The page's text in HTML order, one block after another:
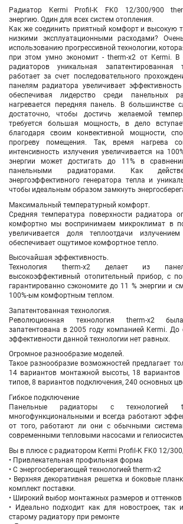
Радиатор Kermi Profil-K FK0 12/300/900
энергию. Один для всех систем отопления.
Как же соединить приятный комфорт и высокую
низкими эксплуатационными расходами?
использованию прогрессивной технологии,
при этом умно экономит - therm-x2 от Kermi. В
радиаторов уникальная запатентированная
работает за счет последовательного
панелям радиатора увеличивает
обеспечивая лидерство среди панельных
нагревается передняя панель. В большинстве
достаточно, чтобы достичь желаемой
требуется большая мощность, в дело
благодаря своим конвективной мощности,
прогреву помещения. Так, время нагрева
интенсивность излучения увеличивается на
энергии может достигать до 11% в
панельными радиаторами. Как
энергоэффективного генератора тепла и
чтобы идеальным образом замкнуть
Максимальный температурный комфорт.
Средняя температура поверхности радиатора
комфортно мы воспринимаем микроклимат в
увеличивается доля теплоотдачи
обеспечивает ощутимое комфортное тепло.
Высочайшая эффективность.
Технология therm-x2 делает из
высокоэффективный отопительный прибор, с
гарантированно сэкономите до 11 % энергии и
100%-ым комфортным теплом.
Запатентованная технология.
Революционная технология therm-x2
запатентована в 2005 году компанией Kermi. До
эффективности данной технологии нет равных.
Огромное разнообразие моделей.
Такое разнообразие возможностей предлагает
14 вариантов монтажной высоты, 18
типов, 8 вариантов подключения, 240 основных
Гибкое подключение
Панельные радиаторы с технологией
многофункциональными и всегда работают
от того, работают ли они с обычными
современными тепловыми насосами и
Вы в плюсе с радиатором Kermi Profil-K FK0 12/
• Привлекательная профильная форма
• С энергосберегающей технологией therm-x2
• Верхняя декоративная решетка и боковые
комплект поставки.
• Широкий выбор монтажных размеров и оттенков
• Идеально подходит как для новостроек, так
старому радиатору при ремонте